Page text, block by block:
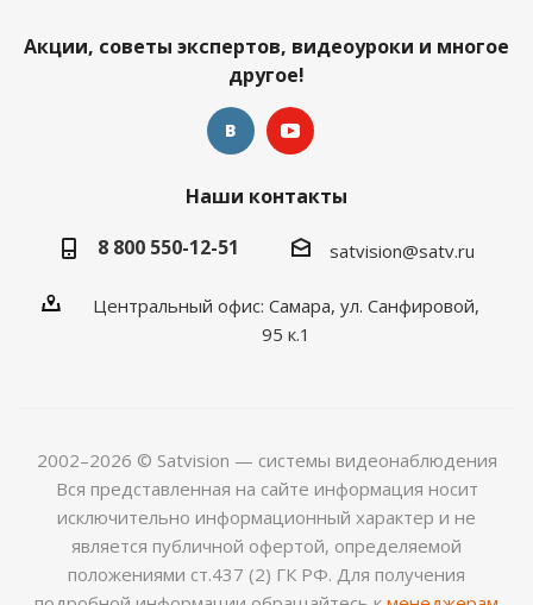
Акции, советы экспертов, видеоуроки и многое
другое!
Наши контакты
8 800 550-12-51
satvision@satv.ru
Центральный офис: Самара, ул. Санфировой,
95 к.1
2002–2026 © Satvision — системы видеонаблюдения
Вся представленная на сайте информация носит
исключительно информационный характер и не
является публичной офертой, определяемой
положениями ст.437 (2) ГК РФ. Для получения